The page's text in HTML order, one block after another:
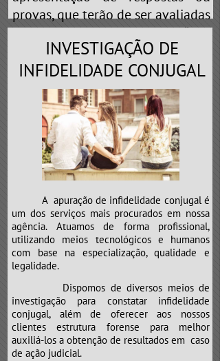
provas, que terão de ser avaliadas
pelo profissional. Portanto, “não
brinque de cobaia” nas mãos de
falsos detetives que prometem
realizar“QUALQUER TIPO DE
SERVIÇO”ou“ESCLARECEMOS A
SUA DÚVIDA”. Em toda e qualquer
profissão existe a especialização
e neste caso não é diferente.
Atenção para o “CLÍNICO GERAL”,
que poderá mandar a sua “vida”
para a “UTI”.
INVESTIGAÇÃO DE
INFIDELIDADE CONJUGAL
A apuração de infidelidade conjugal é
um dos serviços mais procurados em nossa
agência. Atuamos de forma profissional,
utilizando meios tecnológicos e humanos
com base na especialização, qualidade e
legalidade.
Dispomos de diversos meios de
investigação para constatar infidelidade
conjugal, além de oferecer aos nossos
clientes estrutura forense para melhor
auxiliá-los a obtenção de resultados em caso
de ação judicial.